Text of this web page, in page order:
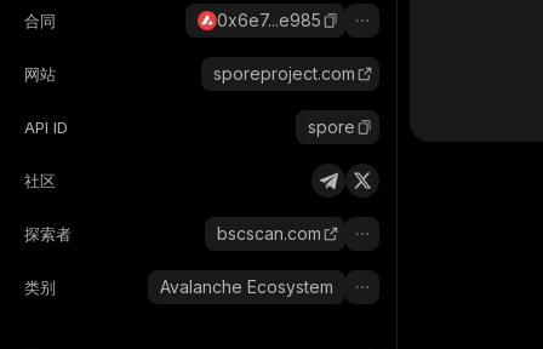
合同 0x6e7...e985
网站 sporeproject.com
API ID spore
社区
探索者 bscscan.com
类别 Avalanche Ecosystem